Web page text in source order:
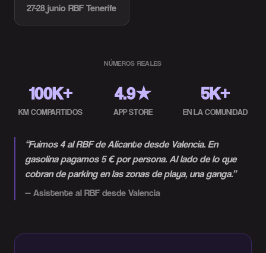
27-28 junio RBF Tenerife
NÚMEROS REALES
100K+
KM COMPARTIDOS
4.9★
APP STORE
5K+
EN LA COMUNIDAD
“Fuimos 4 al RBF de Alicante desde Valencia. En
gasolina pagamos 5 € por persona. Al lado de lo que
cobran de parking en las zonas de playa, una ganga.”
— Asistente al RBF desde Valencia